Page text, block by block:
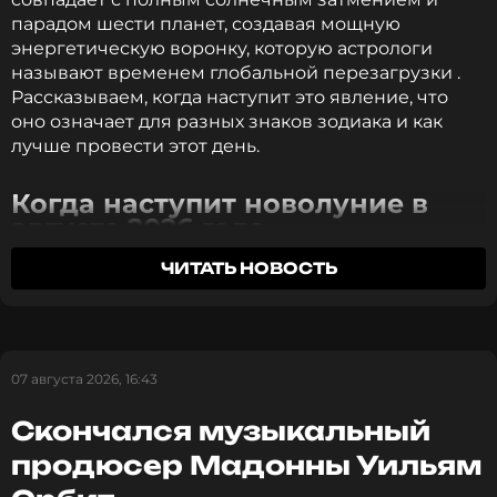
Воробьев раскрыл правду о своем
здоровье
3 года назад
Новость по теме >
оставаться в курсе событий
ПОДПИСАТЬСЯ
парадом шести планет, создавая мощную
энергетическую воронку, которую астрологи
называют временем глобальной перезагрузки .
Рассказываем, когда наступит это явление, что
оно означает для разных знаков зодиака и как
лучше провести этот день.
Когда наступит новолуние в
августе 2026 года
Новолуние в августе 2026 года наступит 12 августа
планете, поэтому спутник станет практически
Важно отметить, что новолуние 12 августа
совпадает с полным солнечным затмением,
ЧИТАТЬ НОВОСТЬ
07 августа 2026, 16:43
Скончался музыкальный
продюсер Мадонны Уильям